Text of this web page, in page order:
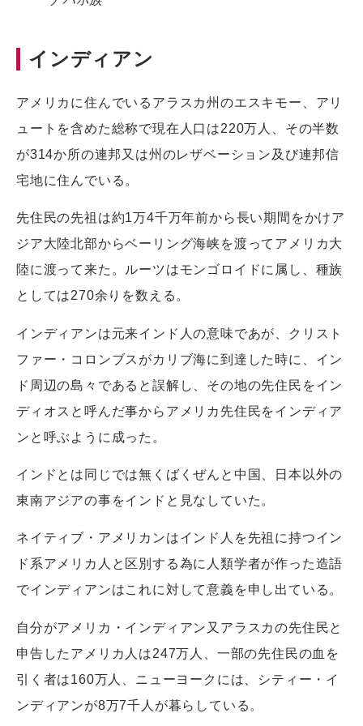
インディアン
アメリカに住んでいるアラスカ州のエスキモー、アリ
ュートを含めた総称で現在人口は220万人、その半数
が314か所の連邦又は州のレザベーション及び連邦信
宅地に住んでいる。
先住民の先祖は約1万4千万年前から長い期間をかけア
ジア大陸北部からベーリング海峡を渡ってアメリカ大
陸に渡って来た。ルーツはモンゴロイドに属し、種族
としては270余りを数える。
インディアンは元来インド人の意味であが、クリスト
ファー・コロンブスがカリブ海に到達した時に、イン
ド周辺の島々であると誤解し、その地の先住民をイン
ディオスと呼んだ事からアメリカ先住民をインディア
ンと呼ぶように成った。
インドとは同じでは無くばくぜんと中国、日本以外の
東南アジアの事をインドと見なしていた。
ネイティブ・アメリカンはインド人を先祖に持つイン
ド系アメリカ人と区別する為に人類学者が作った造語
でインディアンはこれに対して意義を申し出ている。
自分がアメリカ・インディアン又アラスカの先住民と
申告したアメリカ人は247万人、一部の先住民の血を
引く者は160万人、ニューヨークには、シティー・イ
ンディアンが8万7千人が暮らしている。